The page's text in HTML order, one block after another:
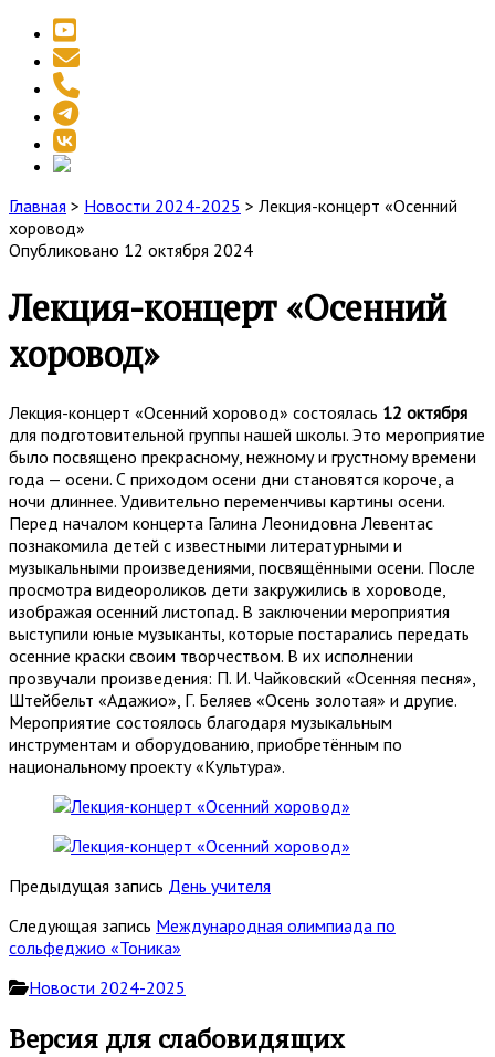
youtube
email
telegram
vk
social_icon_custom_1
Главная > Новости 2024-2025 > Лекция-концерт «Осенний
хоровод»
Опубликовано 12 октября 2024
Лекция-концерт «Осенний
хоровод»
Лекция-концерт «Осенний хоровод» состоялась 12 октября
для подготовительной группы нашей школы. Это мероприятие
было посвящено прекрасному, нежному и грустному времени
года — осени. С приходом осени дни становятся короче, а
ночи длиннее. Удивительно переменчивы картины осени.
Перед началом концерта Галина Леонидовна Левентас
познакомила детей с известными литературными и
музыкальными произведениями, посвящёнными осени. После
просмотра видеороликов дети закружились в хороводе,
изображая осенний листопад. В заключении мероприятия
выступили юные музыканты, которые постарались передать
осенние краски своим творчеством. В их исполнении
прозвучали произведения: П. И. Чайковский «Осенняя песня»,
Штейбельт «Адажио», Г. Беляев «Осень золотая» и другие.
Мероприятие состоялось благодаря музыкальным
инструментам и оборудованию, приобретённым по
национальному проекту «Культура».
Предыдущая запись День учителя
Следующая запись Международная олимпиада по
сольфеджио «Тоника»
Новости 2024-2025
Основная
Версия для слабовидящих